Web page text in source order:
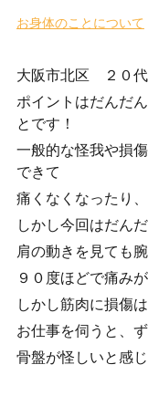
お身体のことについて
大阪市北区 ２０
ポイントはだんだ
とです！
一般的な怪我や損
できて
痛くなくなったり
しかし今回はだん
肩の動きを見ても
９０度ほどで痛み
しかし筋肉に損傷は
お仕事を伺うと、
骨盤が怪しいと感じ